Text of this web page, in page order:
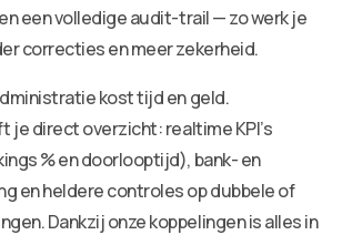
een volledige audit-trail — zo werk je
correcties en meer zekerheid.
kost tijd en geld.
je direct overzicht: realtime KPI’s
% en doorlooptijd), bank- en
en heldere controles op dubbele of
Dankzij onze koppelingen is alles in